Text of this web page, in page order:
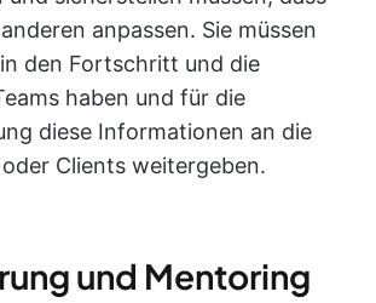
anpassen. Sie müssen
den Fortschritt und die
haben und für die
diese Informationen an die
Clients weitergeben.
und Mentoring